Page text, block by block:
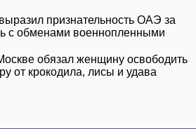
признательность ОАЭ за
с обменами военнопленными
обязал женщину освободить
от крокодила, лисы и удава